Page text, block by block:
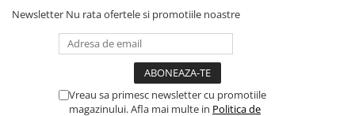
Newsletter Nu rata ofertele si promotiile noastre
Vreau sa primesc newsletter cu promotiile
magazinului. Afla mai multe in Politica de